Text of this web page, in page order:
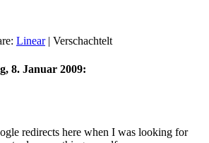
Linear| Verschachtelt
8. Januar 2009:
redirects here when I was looking for